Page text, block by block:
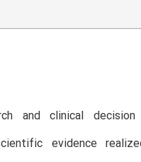
and clinical decision
evidence